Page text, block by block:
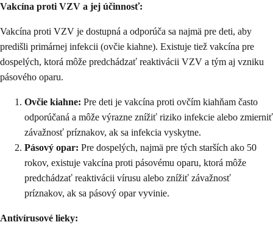
Vakcína proti VZV a jej účinnosť:
Vakcína proti VZV je dostupná a odporúča sa najmä pre deti, aby
predišli primárnej infekcii (ovčie kiahne). Existuje tiež vakcína pre
dospelých, ktorá môže predchádzať reaktivácii VZV a tým aj vzniku
pásového oparu.
Ovčie kiahne: Pre deti je vakcína proti ovčím kiahňam často
odporúčaná a môže výrazne znížiť riziko infekcie alebo zmierniť
závažnosť príznakov, ak sa infekcia vyskytne.
Pásový opar: Pre dospelých, najmä pre tých starších ako 50
rokov, existuje vakcína proti pásovému oparu, ktorá môže
predchádzať reaktivácii vírusu alebo znížiť závažnosť
príznakov, ak sa pásový opar vyvinie.
Antivírusové lieky: